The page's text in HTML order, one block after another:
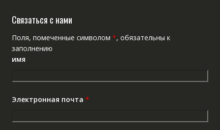
Связаться с нами
Поля, помеченные символом *, обязательны к
заполнению
имя
Электронная почта *